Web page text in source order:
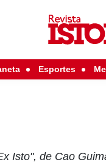
Esportes
Isto", de Cao